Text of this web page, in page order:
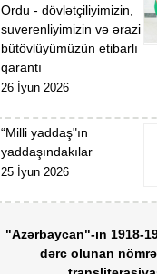
Ordu - dövlətçiliyimizin,
suverenliyimizin və ərazi
bütövlüyümüzün etibarlı
qarantı
26 İyun 2026
“Milli yaddaş"ın
yaddaşındakılar
25 İyun 2026
"Azərbaycan"-ın 1918-
dərc olunan